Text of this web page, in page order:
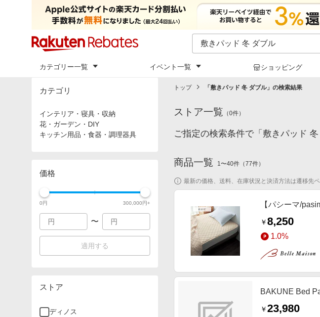
カテゴリー一覧 イベント一覧 ショッピング
カテゴリ
インテリア・寝具・収納
花・ガーデン・DIY
キッチン用品・食器・調理器具
価格
0円 300,000円+
〜
適用する
ストア
ディノス
トップ 「 敷きパッド 冬 ダブル」の検索結果
ストア一覧 （0件）
ご指定の検索条件で「敷きパッド
商品一覧 1〜40件 （77件）
最新の価格、送料、在庫状況と決済方法は遷移先
【パシーマ/
￥8,250
1.0%
BAKUNE Bed
￥23,980